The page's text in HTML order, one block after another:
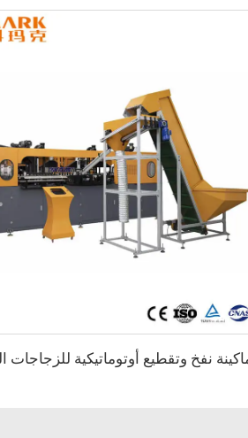
نفخ وتقطيع أوتوماتيكية للزجاجات